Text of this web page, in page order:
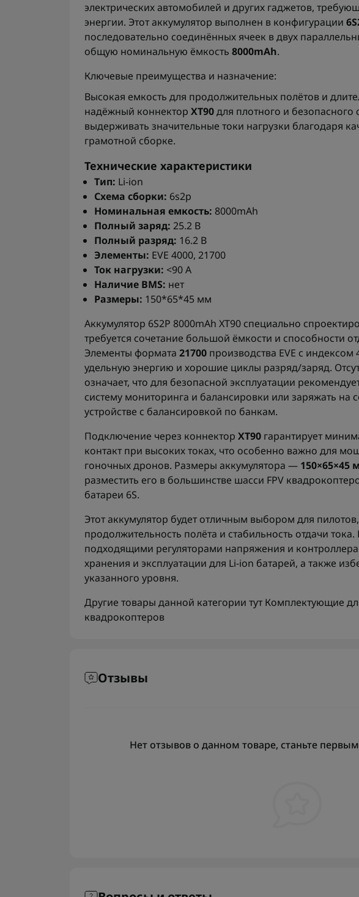
электрических автомобилей и других гаджетов,
энергии. Этот аккумулятор выполнен в конфигурации
последовательно соединённых ячеек в двух
общую номинальную ёмкость 8000mAh.
Ключевые преимущества и назначение:
Высокая емкость для продолжительных полётов и
надёжный коннектор XT90для плотного и
выдерживать значительные токи нагрузки благодаря
грамотной сборке.
Технические характеристики
Тип: Li-ion
Схема сборки: 6s2p
Номинальная емкость: 8000mAh
Полный заряд: 25.2 В
Полный разряд: 16.2 В
Элементы: EVE 4000, 21700
Ток нагрузки: <90 A
Наличие BMS: нет
Размеры: 150*65*45 мм
Аккумулятор 6S2P 8000mAh XT90 специально
требуется сочетание большой ёмкости и способности
Элементы формата 21700 производства EVE с
удельную энергию и хорошие циклы разряд/заряд.
означает, что для безопасной эксплуатации
систему мониторинга и балансировки или заряжать на
устройстве с балансировкой по банкам.
Подключение через коннектор XT90 гарантирует
контакт при высоких токах, что особенно важно для
гоночных дронов. Размеры аккумулятора — 150×65×45
разместить его в большинстве шасси FPV
батареи 6S.
Этот аккумулятор будет отличным выбором для
продолжительность полёта и стабильность отдачи
подходящими регуляторами напряжения и
хранения и эксплуатации для Li-ion батарей, а также
указанного уровня.
Другие товары данной категории тут Комплектующие
квадрокоптеров
Отзывы
Нет отзывов о данном товаре, станьте